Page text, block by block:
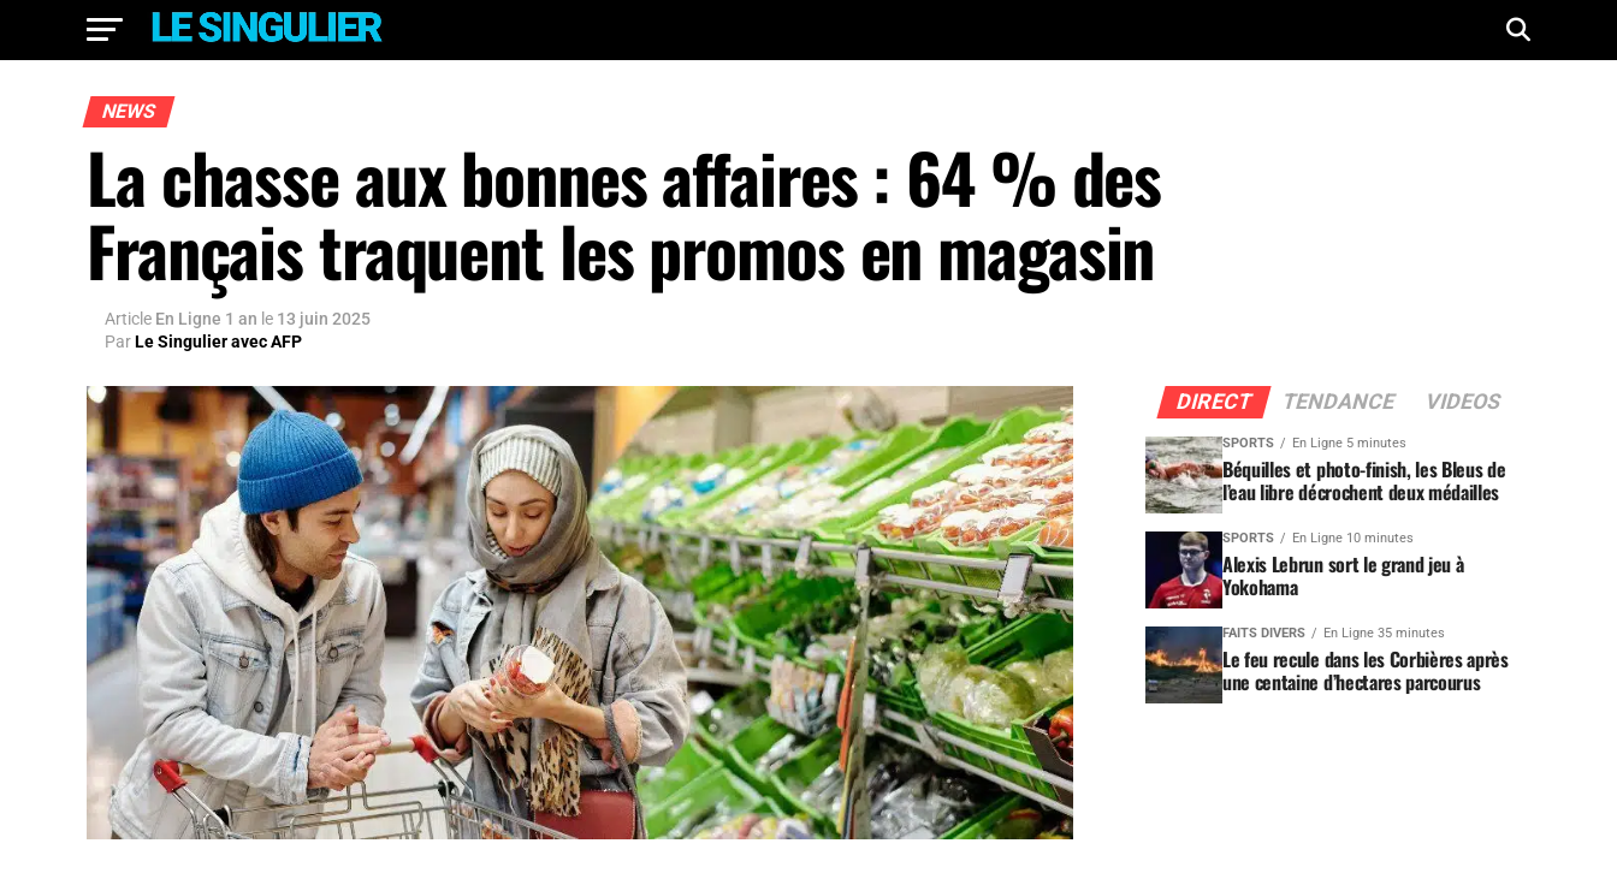
NEWS
La chasse aux bonnes affaires : 64 % des
Français traquent les promos en magasin
Article En Ligne 1 an le 13 juin 2025
ParLe Singulier avec AFP
DIRECT TENDANCE VIDEOS
SPORTS En Ligne 5 minutes
Béquilles et photo-finish, les Bleus de
l’eau libre décrochent deux médailles
SPORTS En Ligne 10 minutes
Alexis Lebrun sort le grand jeu à
Yokohama
FAITS DIVERS En Ligne 35 minutes
Le feu recule dans les Corbières après
une centaine d’hectares parcourus